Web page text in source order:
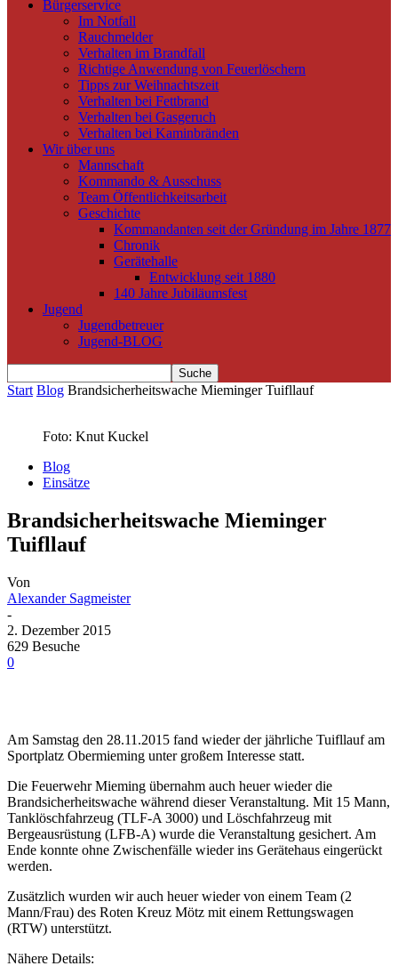
Bürgerservice
Im Notfall
Rauchmelder
Verhalten im Brandfall
Richtige Anwendung von Feuerlöschern
Tipps zur Weihnachtszeit
Verhalten bei Fettbrand
Verhalten bei Gasgeruch
Verhalten bei Kaminbränden
Wir über uns
Mannschaft
Kommando & Ausschuss
Team Öffentlichkeitsarbeit
Geschichte
Kommandanten seit der Gründung im Jahre 1877
Chronik
Gerätehalle
Entwicklung seit 1880
140 Jahre Jubiläumsfest
Jugend
Jugendbetreuer
Jugend-BLOG
Start Blog Brandsicherheitswache Mieminger Tuifllauf
Foto: Knut Kuckel
Blog
Einsätze
Brandsicherheitswache Mieminger
Tuifllauf
Von
Alexander Sagmeister
-
2. Dezember 2015
629 Besuche
0
Am Samstag den 28.11.2015 fand wieder der jährliche Tuifllauf am
Sportplatz Obermieming unter großem Interesse statt.
Die Feuerwehr Mieming übernahm auch heuer wieder die
Brandsicherheitswache während dieser Veranstaltung. Mit 15 Mann,
Tanklöschfahrzeug (TLF-A 3000) und Löschfahrzeug mit
Bergeausrüstung (LFB-A) wurde die Veranstaltung gesichert. Am
Ende konnte ohne Zwischenfälle wieder ins Gerätehaus eingerückt
werden.
Zusätzlich wurden wir auch heuer wieder von einem Team (2
Mann/Frau) des Roten Kreuz Mötz mit einem Rettungswagen
(RTW) unterstützt.
Nähere Details: